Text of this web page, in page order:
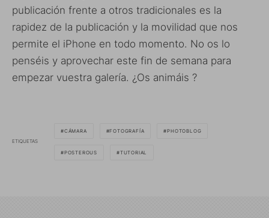
publicación frente a otros tradicionales es la
rapidez de la publicación y la movilidad que nos
permite el iPhone en todo momento. No os lo
penséis y aprovechar este fin de semana para
empezar vuestra galería. ¿Os animáis ?
ETIQUETAS
CÁMARA FOTOGRAFÍA PHOTOBLOG
POSTEROUS TUTORIAL